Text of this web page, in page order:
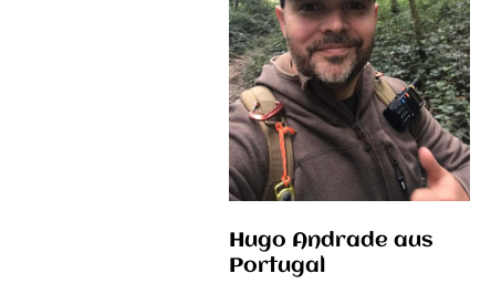
Hugo Andrade aus
Portugal